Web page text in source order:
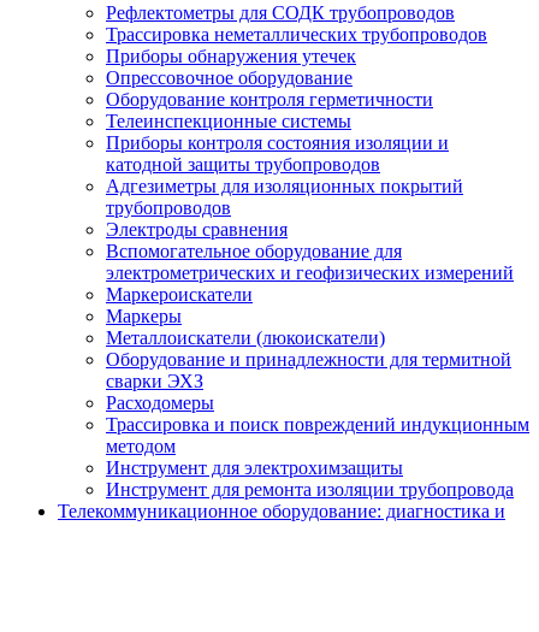
Рефлектометры для СОДК трубопроводов
Трассировка неметаллических трубопроводов
Приборы обнаружения утечек
Опрессовочное оборудование
Оборудование контроля герметичности
Телеинспекционные системы
Приборы контроля состояния изоляции и
катодной защиты трубопроводов
Адгезиметры для изоляционных покрытий
трубопроводов
Электроды сравнения
Вспомогательное оборудование для
электрометрических и геофизических измерений
Маркероискатели
Маркеры
Металлоискатели (люкоискатели)
Оборудование и принадлежности для термитной
сварки ЭХЗ
Расходомеры
Трассировка и поиск повреждений индукционным
методом
Инструмент для электрохимзащиты
Инструмент для ремонта изоляции трубопровода
Телекоммуникационное оборудование: диагностика и